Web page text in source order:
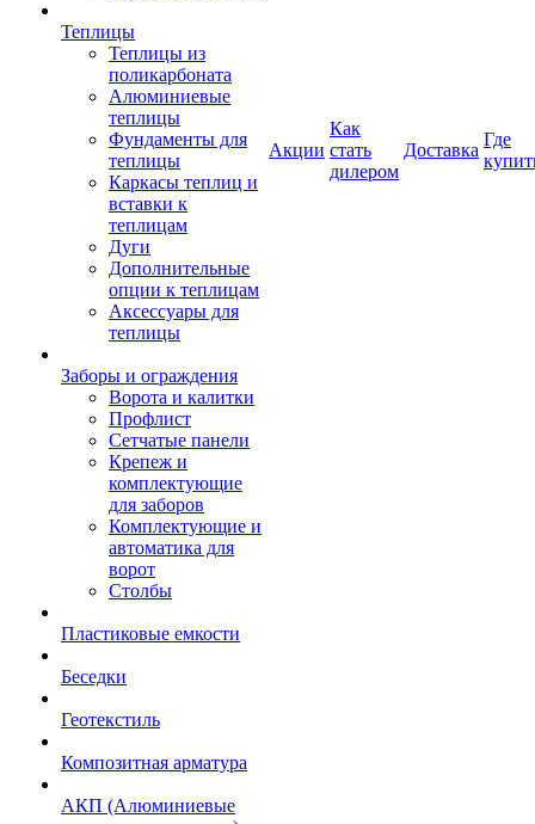
Теплицы
Теплицы из
поликарбоната
Алюминиевые
теплицы
Фундаменты для
теплицы
Каркасы теплиц и
вставки к
теплицам
Дуги
Дополнительные
опции к теплицам
Аксессуары для
теплицы
Заборы и ограждения
Ворота и калитки
Профлист
Сетчатые панели
Крепеж и
комплектующие
для заборов
Комплектующие и
автоматика для
ворот
Столбы
Пластиковые емкости
Беседки
Геотекстиль
Композитная арматура
АКП (Алюминиевые
Акции
Как
стать
дилером
Доставка
Где